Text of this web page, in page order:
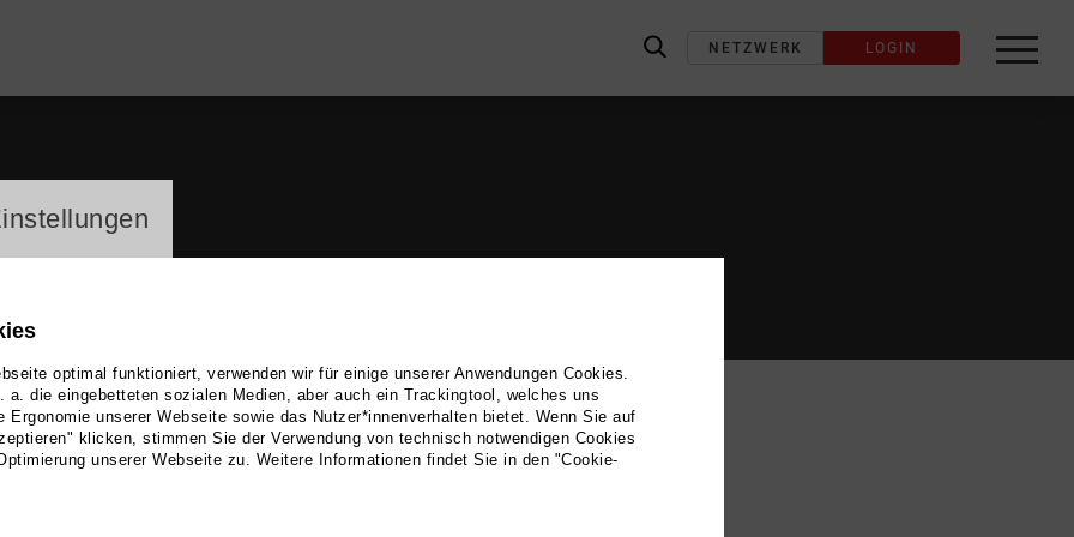
label_search
NETZWERK LOGIN
Stemme
optimal funktioniert, verwenden wir für einige unserer Anwendungen Cookies.
a. die eingebetteten sozialen Medien, aber auch ein Trackingtool, welches uns
Ergonomie unserer Webseite sowie das Nutzer*innenverhalten bietet. Wenn Sie auf
klicken, stimmen Sie der Verwendung von technisch notwendigen Cookies
unserer Webseite zu. Weitere Informationen findet Sie in den "Cookie-